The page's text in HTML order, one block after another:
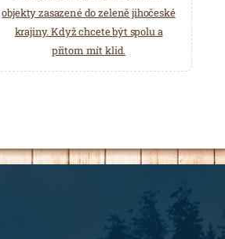
objekty zasazené do zeleně jihočeské
krajiny. Když chcete být spolu a
přitom mít klid.